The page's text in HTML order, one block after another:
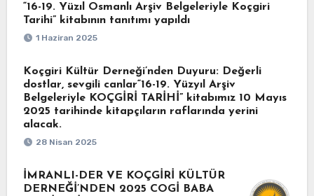
“16-19. Yüzıl Osmanlı Arşiv Belgeleriyle Koçgiri
Tarihi” kitabının tanıtımı yapıldı
1 Haziran 2025
Koçgiri Kültür Derneği’nden Duyuru: Değerli
dostlar, sevgili canlar“16-19. Yüzyıl Arşiv
Belgeleriyle KOÇGİRİ TARİHİ” kitabımız 10 Mayıs
2025 tarihinde kitapçıların raflarında yerini
alacak.
28 Nisan 2025
İMRANLI-DER VE KOÇGİRİ KÜLTÜR
DERNEĞİ’NDEN 2025 COGİ BABA